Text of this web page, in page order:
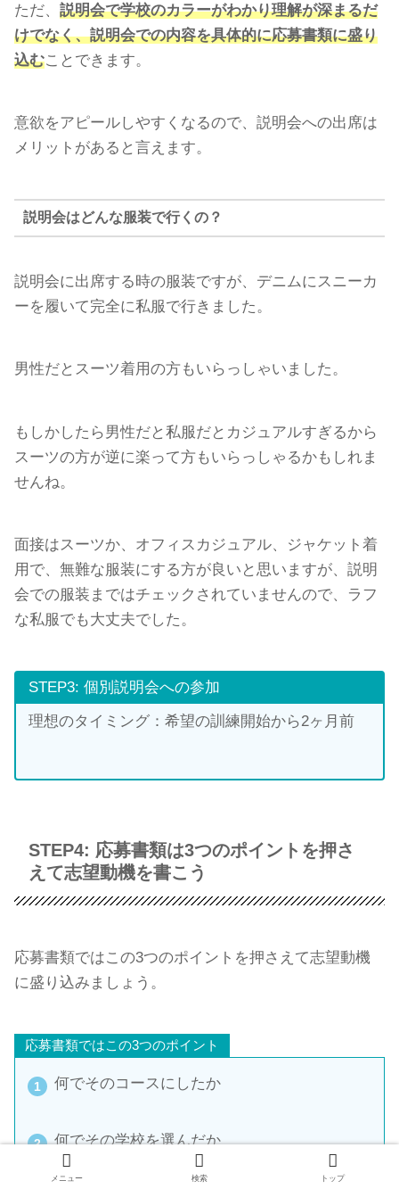
ただ、 説明会で学校のカラーがわかり理解が深まるだ
けでなく、説明会での内容を具体的に応募書類に盛り
込むことできます。
意欲をアピールしやすくなるので、説明会への出席は
メリットがあると言えます。
説明会はどんな服装で行くの？
説明会に出席する時の服装ですが、デニムにスニーカ
ーを履いて完全に私服で行きました。
男性だとスーツ着用の方もいらっしゃいました。
もしかしたら男性だと私服だとカジュアルすぎるから
スーツの方が逆に楽って方もいらっしゃるかもしれま
せんね。
面接はスーツか、オフィスカジュアル、ジャケット着
用で、無難な服装にする方が良いと思いますが、説明
会での服装まではチェックされていませんので、ラフ
な私服でも大丈夫でした。
STEP3: 個別説明会への参加
理想のタイミング：希望の訓練開始から2ヶ月前
STEP4: 応募書類は3つのポイントを押さ
えて志望動機を書こう
応募書類ではこの3つのポイントを押さえて志望動機
に盛り込みましょう。
応募書類ではこの3つのポイント
何でそのコースにしたか
何でその学校を選んだか
メニュー 検索 トップ